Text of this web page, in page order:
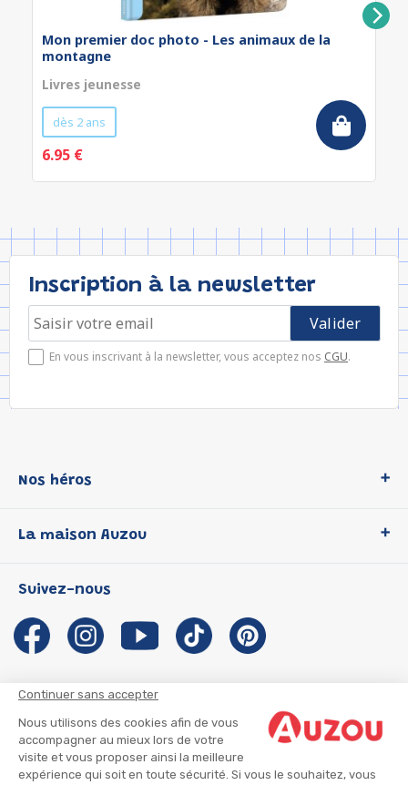
Continuer sans accepter
Nous utilisons des cookies afin de vous
accompagner au mieux lors de votre
visite et vous proposer ainsi la meilleure
expérience qui soit en toute sécurité. Si vous le souhaitez, vous
Mon premier doc photo - Les animaux de la
montagne
Livres jeunesse
dès 2 ans
6.95 €
Inscription à la newsletter
En vous inscrivant à la newsletter, vous acceptez nos CGU.
Nos héros
P'tit Loup
Les Influenceuses
Migali
Petite Taupe
La maison Auzou
Notre histoire
Auzou s'engage
Auteurs et illustrateurs Auzou
Suivre mon colis
Infos consommateur
Suivez-nous
CGU
CGV